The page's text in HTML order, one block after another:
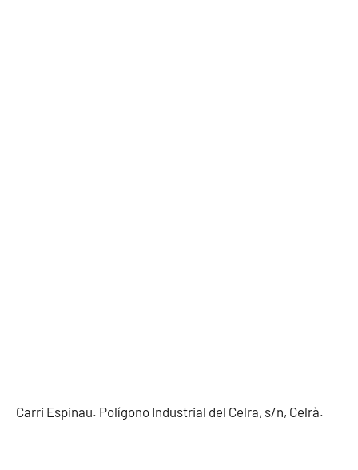
Carri Espinau. Polígono Industrial del Celra, s/n, Celrà.